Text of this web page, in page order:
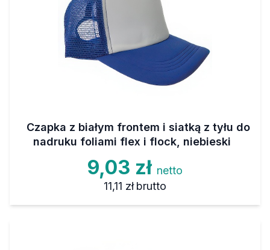
Czapka z białym frontem i siatką z tyłu do
nadruku foliami flex i flock, niebieski
9,03 zł netto
11,11 zł brutto